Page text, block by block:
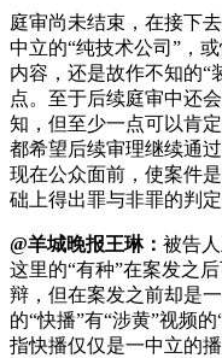
庭审尚未结束，在接下
中立的“纯技术公司”，
内容，还是故作不知的“
点。至于后续庭审中还
知，但至少一点可以肯
都希望后续审理继续通
现在公众面前，使案件
础上得出罪与非罪的判定
@羊城晚报王琳： 被告
这里的“有种”在案发之
辩，但在案发之前却是
的“快播”有“涉黄”视频
指快播仅仅是一中立的